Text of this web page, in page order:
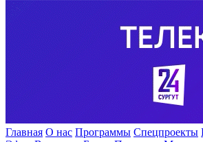
Главная О нас Программы Спецпроекты